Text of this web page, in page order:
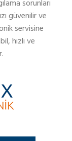
sorunları
güvenilir ve
servisine
hızlı ve